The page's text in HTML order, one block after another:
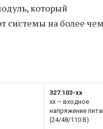
который
системы на более
327.103-xx
xx – входное
напряжение
(24/48/110 В)